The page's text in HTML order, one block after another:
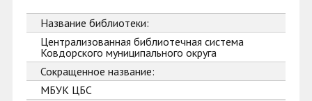
Название библиотеки:
Централизованная библиотечная система
Ковдорского муниципального округа
Сокращенное название:
МБУК ЦБС